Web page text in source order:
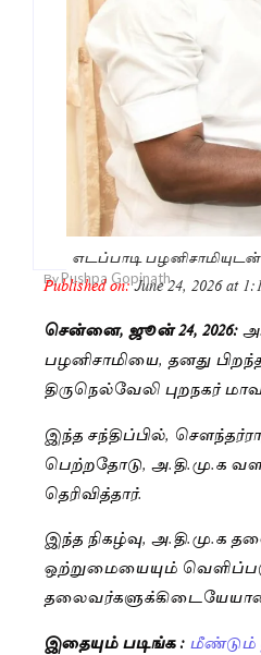
எடப்பாடி
By Pushpa Gopinath
Published on:June 24, 2026 at
சென்னை, ஜூன் 24, 2026:
பழனிசாமியை, தனது
திருநெல்வேலி புறநகர்
இந்த சந்திப்பில்,
பெற்றதோடு, அ.தி.மு.க
தெரிவித்தார்.
இந்த நிகழ்வு, அ.தி.மு.க
ஒற்றுமையையும்
இதையும் படிங்க : மீண்டும்